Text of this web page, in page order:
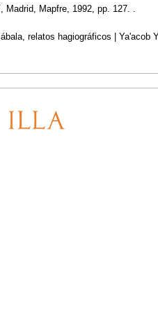
Mapfre, 1992, pp. 127. .
relatos hagiográficos | Ya'acob